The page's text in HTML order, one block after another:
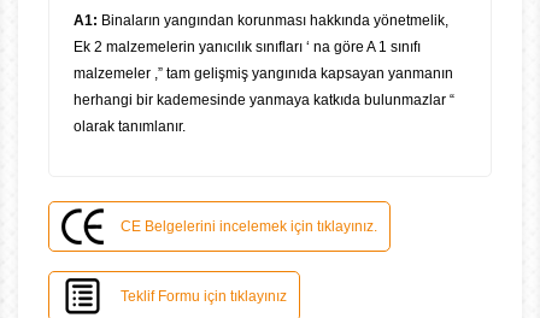
A1: Binaların yangından korunması hakkında yönetmelik,
Ek 2 malzemelerin yanıcılık sınıfları ‘ na göre A 1 sınıfı
malzemeler ,” tam gelişmiş yangınıda kapsayan yanmanın
herhangi bir kademesinde yanmaya katkıda bulunmazlar “
olarak tanımlanır.
CE Belgelerini incelemek için tıklayınız.
Teklif Formu için tıklayınız